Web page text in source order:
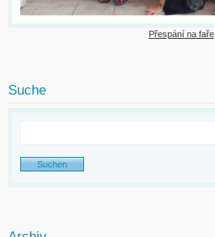
Přespání na faře
Suche